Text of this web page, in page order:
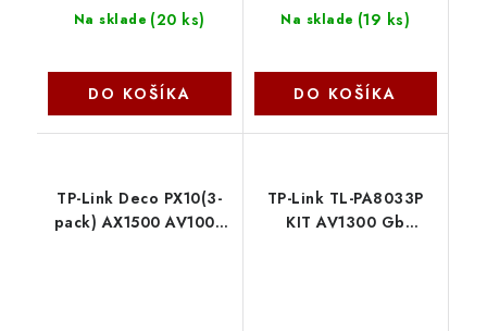
Na sklade (20 ks)
DO KOŠÍKA
Na sklade (19 ks)
DO KOŠÍKA
TP-Link Deco PX10(3-
pack) AX1500 AV1000
TP-Link TL-PA8033P
KIT AV1300 Gb